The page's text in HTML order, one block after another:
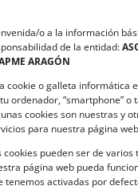
o a la información
de la entidad:
ARAGÓN
cookie o galleta informática
ordenador, “smartphone”
cookies son nuestras y
para nuestra página
cookies pueden ser de
página web pueda
tenemos activadas por